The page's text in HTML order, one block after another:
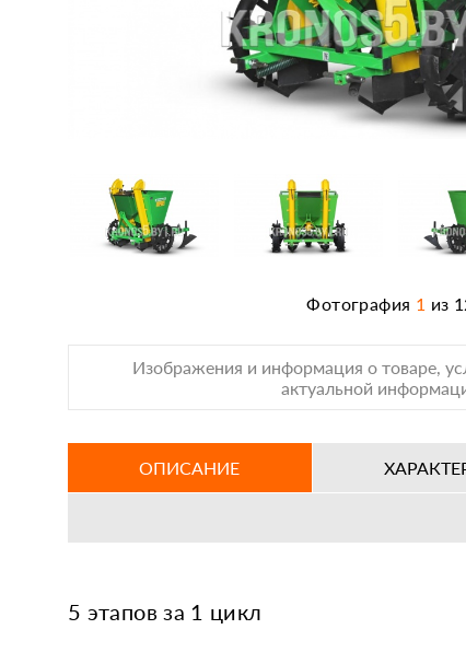
Фотография 1 из
Изображения и информация о товаре,
актуальной
ОПИСАНИЕ
5 этапов за 1 цикл